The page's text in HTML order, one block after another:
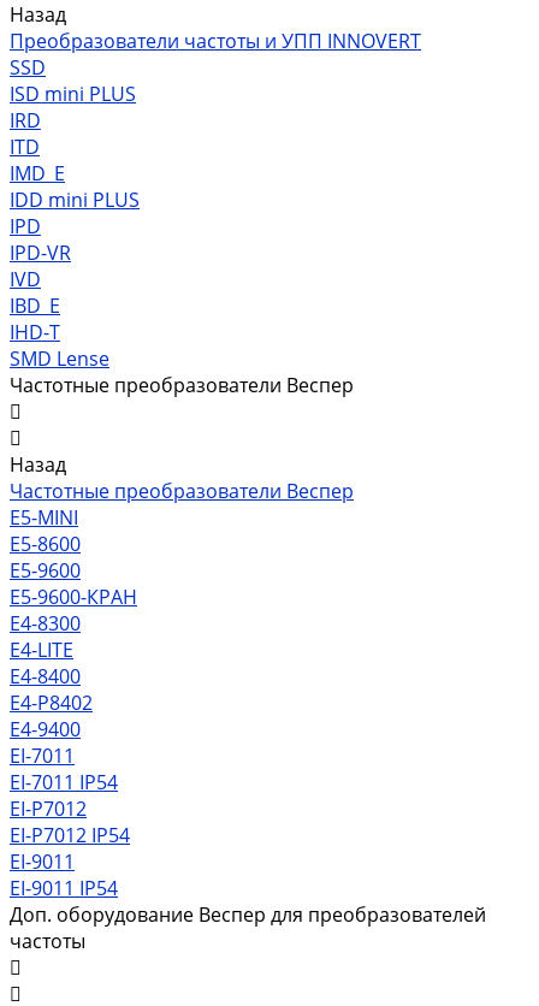
Назад
Преобразователи частоты и УПП INNOVERT
SSD
ISD mini PLUS
IRD
ITD
IMD_E
IDD mini PLUS
IPD
IРD-VR
IVD
IBD_E
IHD-T
SMD Lense
Частотные преобразователи Веспер
Назад
Частотные преобразователи Веспер
Е5-MINI
Е5-8600
Е5-9600
Е5-9600-КРАН
Е4-8300
Е4-LITE
E4-8400
Е4-P8402
E4-9400
EI-7011
EI-7011 IP54
EI-P7012
EI-P7012 IP54
EI-9011
EI-9011 IP54
Доп. оборудование Веспер для преобразователей
частоты